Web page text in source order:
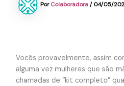
PorColaboradora/ 04/05/
Vocês provavelmente, assim
alguma vez mulheres que são
chamadas de “kit completo”